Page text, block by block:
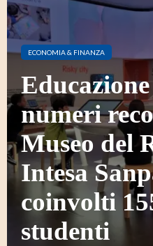
ECONOMIA & FINANZA
numeri
Museo del
Intesa
coinvolti
studenti